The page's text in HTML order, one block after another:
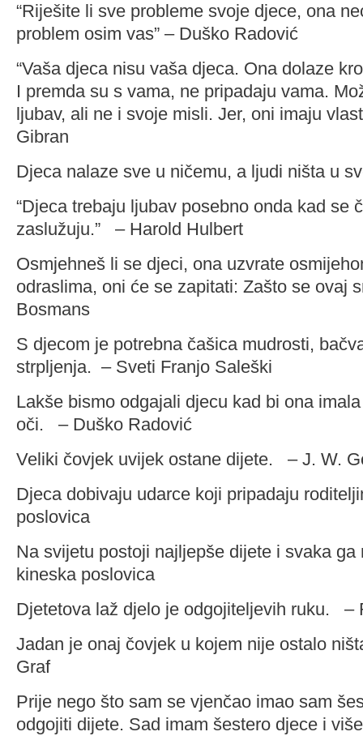
“Riješite li sve probleme svoje djece, ona
problem osim vas” – Duško Radović
“Vaša djeca nisu vaša djeca. Ona dolaze
I premda su s vama, ne pripadaju vama.
ljubav, ali ne i svoje misli. Jer, oni imaju
Gibran
Djeca nalaze sve u ničemu, a ljudi ništa u
“Djeca trebaju ljubav posebno onda kad se
zaslužuju.” – Harold Hulbert
Osmjehneš li se djeci, ona uzvrate
odraslima, oni će se zapitati: Zašto se ovaj
Bosmans
S djecom je potrebna čašica mudrosti,
strpljenja. – Sveti Franjo Saleški
Lakše bismo odgajali djecu kad bi ona
oči. – Duško Radović
Veliki čovjek uvijek ostane dijete. – J. W.
Djeca dobivaju udarce koji pripadaju
poslovica
Na svijetu postoji najljepše dijete i svaka
kineska poslovica
Djetetova laž djelo je odgojiteljevih ruku. –
Jadan je onaj čovjek u kojem nije ostalo
Graf
Prije nego što sam se vjenčao imao sam
odgojiti dijete. Sad imam šestero djece i